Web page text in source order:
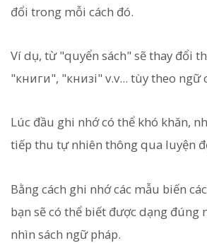
đổi trong mỗi cách đó.
Ví dụ, từ "quyển sách" sẽ thay đổi
"книги", "книзі" v.v... tùy theo ngữ
Lúc đầu ghi nhớ có thể khó khăn,
tiếp thu tự nhiên thông qua luyện
Bằng cách ghi nhớ các mẫu biến
bạn sẽ có thể biết được dạng đúng
nhìn sách ngữ pháp.